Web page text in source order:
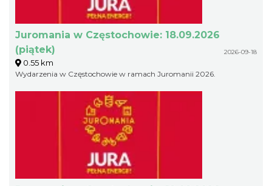
Juromania w Częstochowie: 18.09.2026
(piątek)
2026-09-18
0.55 km
Wydarzenia w Częstochowie w ramach Juromanii 2026.